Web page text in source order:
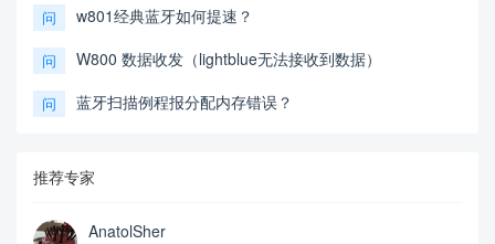
问 w801经典蓝牙如何提速？
问 W800 数据收发（lightblue无法接收到数据）
问 蓝牙扫描例程报分配内存错误？
推荐专家
AnatolSher